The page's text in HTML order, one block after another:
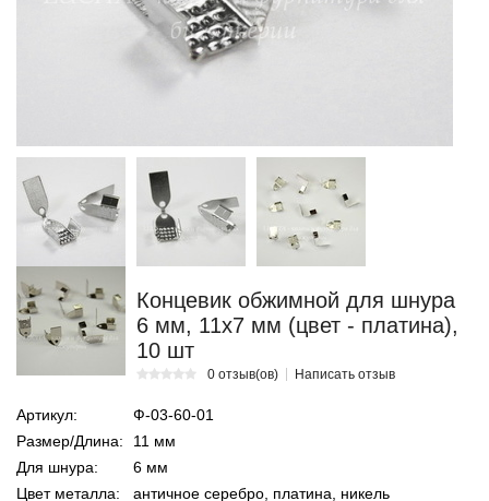
Концевик обжимной для шнура
6 мм, 11х7 мм (цвет - платина),
10 шт
0 отзыв(ов) Написать отзыв
Артикул:
Ф-03-60-01
Размер/Длина:
11 мм
Для шнура:
6 мм
Цвет металла:
античное серебро, платина, никель